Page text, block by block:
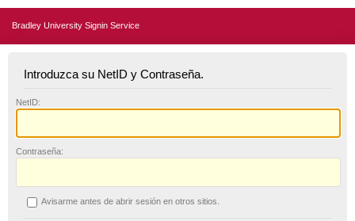
Bradley University Signin Service
Introduzca su NetID y Contraseña.
NetID:
Contraseña:
Avisarme antes de abrir sesión en otros sitios.